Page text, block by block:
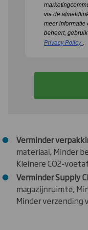
via de
meer informatie
beheert,
Privacy Policy .
Verminder
materiaal, Minder
Kleinere CO2-
Verminder Supply
magazijnruimte,
Minder verzending